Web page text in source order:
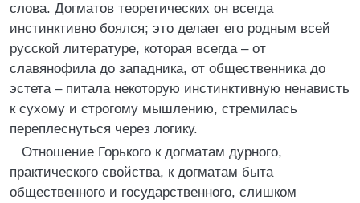
слова. Догматов теоретических он всегда
инстинктивно боялся; это делает его родным всей
русской литературе, которая всегда – от
славянофила до западника, от общественника до
эстета – питала некоторую инстинктивную ненависть
к сухому и строгому мышлению, стремилась
переплеснуться через логику.
Отношение Горького к догматам дурного,
практического свойства, к догматам быта
общественного и государственного, слишком